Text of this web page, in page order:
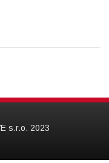
s.r.o. 2023